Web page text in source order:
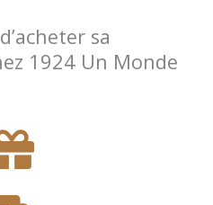
sa
1924 Un Monde